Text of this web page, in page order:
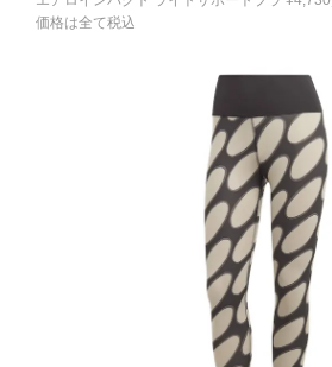
価格は全て税込